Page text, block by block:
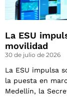
La ESU
movilidad
30 de julio de 2026
La ESU impulsa
la puesta en
Medellín, la